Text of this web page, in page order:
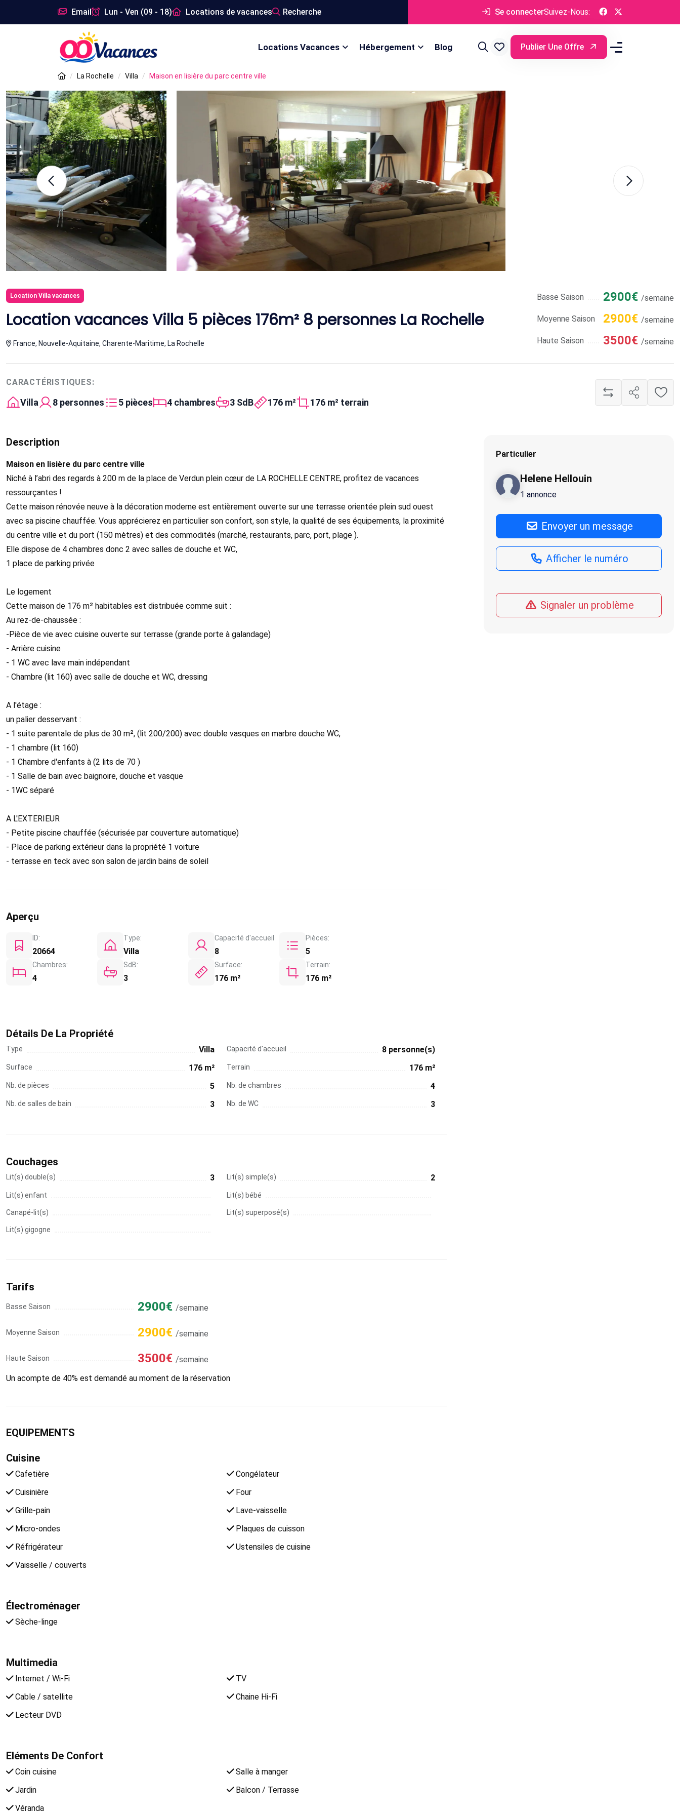
Email Lun - Ven (09 - 18) Locations de vacances Recherche Se connecterSuivez-Nous:
Locations Vacances Hébergement Blog Publier Une Offre
La Rochelle Villa Maison en lisière du parc centre ville
Location Villa vacances
Location vacances Villa 5 pièces 176m² 8 personnes La Rochelle
France, Nouvelle-Aquitaine, Charente-Maritime, La Rochelle
Basse Saison 2900€ /semaine
Moyenne Saison 2900€ /semaine
Haute Saison 3500€ /semaine
CARACTÉRISTIQUES:
Villa 8 personnes 5 pièces 4 chambres 3 SdB 176 m² 176 m² terrain
Description
Maison en lisière du parc centre ville
Niché à l’abri des regards à 200 m de la place de Verdun plein cœur de LA ROCHELLE CENTRE, profitez de vacances
ressourçantes !
Cette maison rénovée neuve à la décoration moderne est entièrement ouverte sur une terrasse orientée plein sud ouest
avec sa piscine chauffée. Vous apprécierez en particulier son confort, son style, la qualité de ses équipements, la proximité
du centre ville et du port (150 mètres) et des commodités (marché, restaurants, parc, port, plage ).
Elle dispose de 4 chambres donc 2 avec salles de douche et WC,
1 place de parking privée
Le logement
Cette maison de 176 m² habitables est distribuée comme suit :
Au rez-de-chaussée :
-Pièce de vie avec cuisine ouverte sur terrasse (grande porte à galandage)
- Arrière cuisine
- 1 WC avec lave main indépendant
- Chambre (lit 160) avec salle de douche et WC, dressing
A l'étage :
un palier desservant :
- 1 suite parentale de plus de 30 m², (lit 200/200) avec double vasques en marbre douche WC,
- 1 chambre (lit 160)
- 1 Chambre d'enfants à (2 lits de 70 )
- 1 Salle de bain avec baignoire, douche et vasque
- 1WC séparé
A L'EXTERIEUR
- Petite piscine chauffée (sécurisée par couverture automatique)
- Place de parking extérieur dans la propriété 1 voiture
- terrasse en teck avec son salon de jardin bains de soleil
Aperçu
ID:
20664
Type:
Villa
Capacité d'accueil
8
Pièces:
5
Chambres:
4
SdB:
3
Surface:
176 m²
Terrain:
176 m²
Détails De La Propriété
Type Villa Capacité d'accueil 8 personne(s)
Surface 176 m² Terrain 176 m²
Nb. de pièces 5 Nb. de chambres 4
Nb. de salles de bain 3 Nb. de WC 3
Couchages
Lit(s) double(s) 3 Lit(s) simple(s) 2
Lit(s) enfant Lit(s) bébé
Canapé-lit(s) Lit(s) superposé(s)
Lit(s) gigogne
Tarifs
Basse Saison 2900€ /semaine
Moyenne Saison 2900€ /semaine
Haute Saison 3500€ /semaine
Un acompte de 40% est demandé au moment de la réservation
EQUIPEMENTS
Cuisine
Cafetière
Congélateur
Cuisinière
Four
Grille-pain
Lave-vaisselle
Micro-ondes
Plaques de cuisson
Réfrigérateur
Ustensiles de cuisine
Vaisselle / couverts
Électroménager
Sèche-linge
Multimedia
Internet / Wi-Fi
TV
Cable / satellite
Chaine Hi-Fi
Lecteur DVD
Eléments De Confort
Coin cuisine
Salle à manger
Jardin
Balcon / Terrasse
Véranda
Particulier
Helene Hellouin
1 annonce
Envoyer un message
Afficher le numéro
Signaler un problème